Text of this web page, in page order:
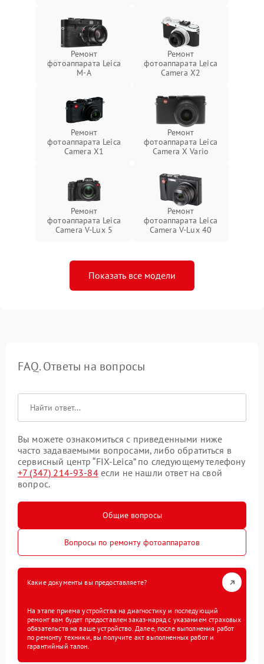
Ремонт
фотоаппарата Leica
M-A
Ремонт
фотоаппарата Leica
Camera X2
Ремонт
фотоаппарата Leica
Camera X1
Ремонт
фотоаппарата Leica
Camera X Vario
Ремонт
фотоаппарата Leica
Camera V-Lux 5
Ремонт
фотоаппарата Leica
Camera V-Lux 40
Показать все модели
FAQ. Ответы на вопросы
Вы можете ознакомиться с приведенными ниже
часто задаваемыми вопросами, либо обратиться в
сервисный центр “FIX-Leica” по следующему телефону
+7 (347) 214-93-84если не нашли ответ на свой
вопрос.
Общие вопросы
Вопросы по ремонту фотоаппаратов
Какие документы вы предоставляете?
На этапе приема устройства на диагностику и последующий
ремонт вам будет предоставлен заказ-наряд с указанием страховых
обязательств на ваше устройство. Далее, после выполнения работ
по ремонту техники, вы получите акт выполненных работ и
гарантийный талон.